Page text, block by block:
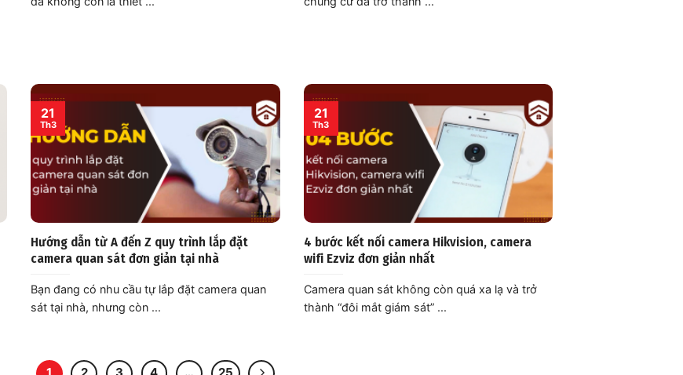
Hướng dẫn từ A đến Z quy trình lắp đặt
camera quan sát đơn giản tại nhà
Bạn đang có nhu cầu tự lắp đặt camera quan
sát tại nhà, nhưng còn ...
21
Th3
4 bước kết nối camera Hikvision, camera
wifi Ezviz đơn giản nhất
Camera quan sát không còn quá xa lạ và trở
thành “đôi mắt giám sát” ...
21
Th3